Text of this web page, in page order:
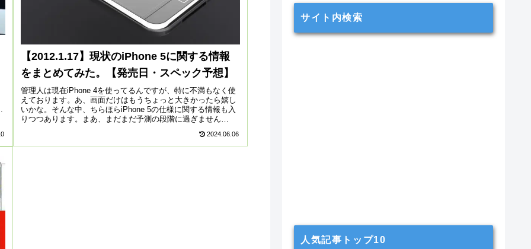
【2012.1.17】現状のiPhone 5に関する情報
をまとめてみた。【発売日・スペック予想】
管理人は現在iPhone 4を使ってるんですが、特に不満もなく使
えております。あ、画面だけはもうちょっと大きかったら嬉し
いかな。そんな中、ちらほらiPhone 5の仕様に関する情報も入
りつつあります。まあ、まだまだ予測の段階に過ぎません
2024.06.06
サイト内検索
人気記事トップ10